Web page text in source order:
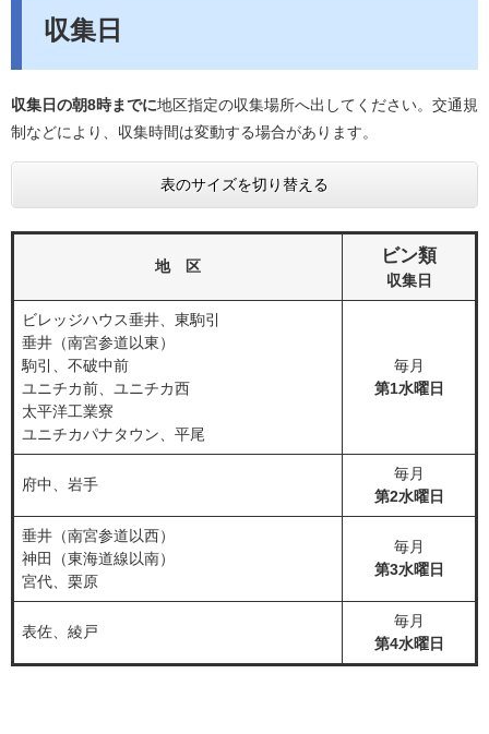
収集日
収集日の朝8時までに地区指定の収集場所へ出してください。交通規
制などにより、収集時間は変動する場合があります。
表のサイズを切り替える
地 区 ビン類
収集日
ビレッジハウス垂井、東駒引
垂井（南宮参道以東）
駒引、不破中前
ユニチカ前、ユニチカ西
太平洋工業寮
ユニチカパナタウン、平尾
毎月
第1水曜日
府中、岩手
毎月
第2水曜日
垂井（南宮参道以西）
神田（東海道線以南）
宮代、栗原
毎月
第3水曜日
表佐、綾戸
毎月
第4水曜日